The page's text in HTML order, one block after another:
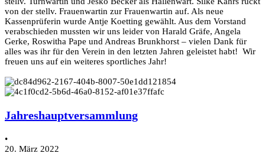
von der stellv. Frauenwartin zur Frauenwartin auf. Als neue
Kassenprüferin wurde Antje Koetting gewählt. Aus dem Vorstand
verabschieden mussten wir uns leider von Harald Gräfe, Angela
Gerke, Roswitha Pape und Andreas Brunkhorst – vielen Dank für
alles was ihr für den Verein in den letzten Jahren geleistet habt! Wir
freuen uns auf ein weiteres sportliches Jahr!
Jahreshauptversammlung
•
20. März 2022